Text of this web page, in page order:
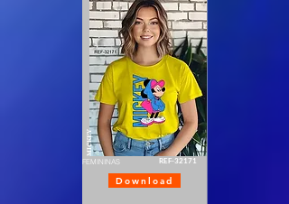
MICKEY
FEMININAS REF-32171
Download